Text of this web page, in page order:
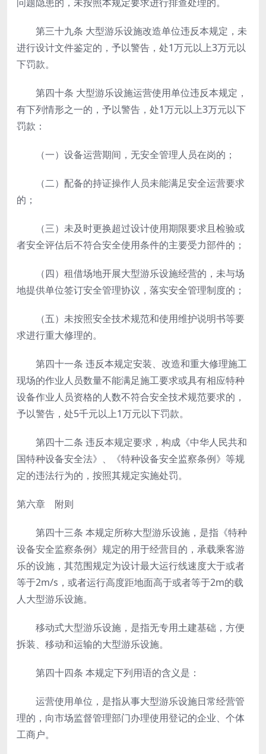
第三十九条 大型游乐设施改造单位违反本规定，未
进行设计文件鉴定的，予以警告，处1万元以上3万元以
下罚款。
第四十条 大型游乐设施运营使用单位违反本规定，
有下列情形之一的，予以警告，处1万元以上3万元以下
罚款：
（一）设备运营期间，无安全管理人员在岗的；
（二）配备的持证操作人员未能满足安全运营要求
的；
（三）未及时更换超过设计使用期限要求且检验或
者安全评估后不符合安全使用条件的主要受力部件的；
（四）租借场地开展大型游乐设施经营的，未与场
地提供单位签订安全管理协议，落实安全管理制度的；
（五）未按照安全技术规范和使用维护说明书等要
求进行重大修理的。
第四十一条 违反本规定安装、改造和重大修理施工
现场的作业人员数量不能满足施工要求或具有相应特种
设备作业人员资格的人数不符合安全技术规范要求的，
予以警告，处5千元以上1万元以下罚款。
第四十二条 违反本规定要求，构成《中华人民共和
国特种设备安全法》、《特种设备安全监察条例》等规
定的违法行为的，按照其规定实施处罚。
第六章 附则
第四十三条 本规定所称大型游乐设施，是指《特种
设备安全监察条例》规定的用于经营目的，承载乘客游
乐的设施，其范围规定为设计最大运行线速度大于或者
等于2m/s，或者运行高度距地面高于或者等于2m的载
人大型游乐设施。
移动式大型游乐设施，是指无专用土建基础，方便
拆装、移动和运输的大型游乐设施。
第四十四条 本规定下列用语的含义是：
运营使用单位，是指从事大型游乐设施日常经营管
理的，向市场监督管理部门办理使用登记的企业、个体
工商户。